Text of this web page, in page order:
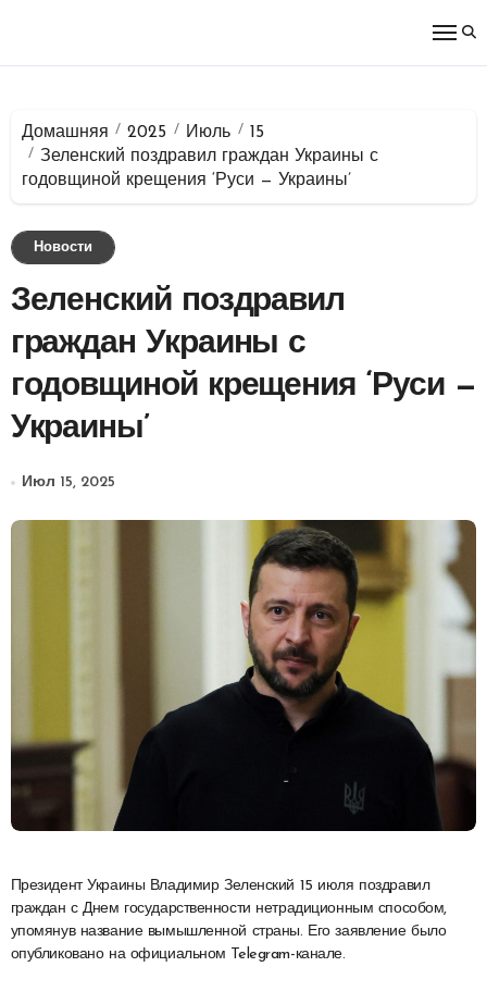
Домашняя 2025 Июль
15
Зеленский поздравил граждан Украины с
годовщиной крещения ‘Руси — Украины’
Новости
Зеленский поздравил
граждан Украины с
годовщиной крещения ‘Руси —
Украины’
Июл 15, 2025
граждан с Днем государственности нетрадиционным способом,
упомянув название вымышленной страны. Его заявление было
опубликовано на официальном Telegram-канале.